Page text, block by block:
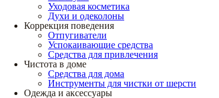
Уходовая косметика
Духи и одеколоны
Коррекция поведения
Отпугиватели
Успокаивающие средства
Средства для привлечения
Чистота в доме
Средства для дома
Инструменты для чистки от шерсти
Одежда и аксессуары